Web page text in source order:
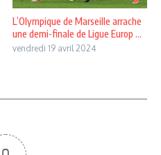
L’Olympique de Marseille arrache
une demi-finale de Ligue Europ ...
vendredi 19 avril 2024